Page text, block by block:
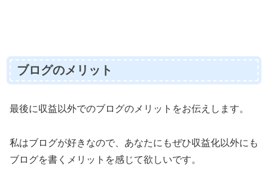
ブログのメリット
最後に収益以外でのブログのメリットをお伝えします。
私はブログが好きなので、あなたにもぜひ収益化以外にも
ブログを書くメリットを感じて欲しいです。